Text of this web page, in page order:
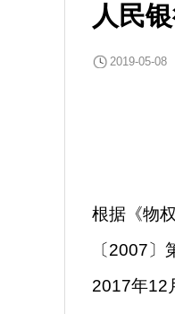
人民
2019-05-08
根据《物
〔2007
2017年12